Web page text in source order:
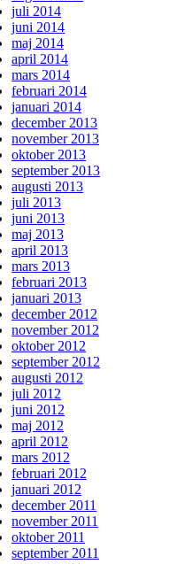
juli 2014
juni 2014
maj 2014
april 2014
mars 2014
februari 2014
januari 2014
december 2013
november 2013
oktober 2013
september 2013
augusti 2013
juli 2013
juni 2013
maj 2013
april 2013
mars 2013
februari 2013
januari 2013
december 2012
november 2012
oktober 2012
september 2012
augusti 2012
juli 2012
juni 2012
maj 2012
april 2012
mars 2012
februari 2012
januari 2012
december 2011
november 2011
oktober 2011
september 2011